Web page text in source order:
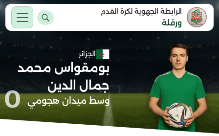
الرابطة الجهوية لكرة القدم
ورقلة
الجزائر
بومقواس محمد
جمال الدين
وسط ميدان هجومي 0